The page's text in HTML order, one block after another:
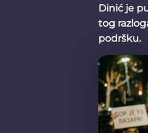
Dinić je
tog
podršku.